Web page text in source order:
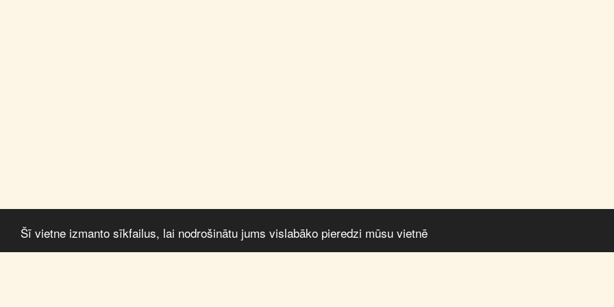
Šī vietne izmanto sīkfailus, lai nodrošinātu jums vislabāko pieredzi mūsu vietnē